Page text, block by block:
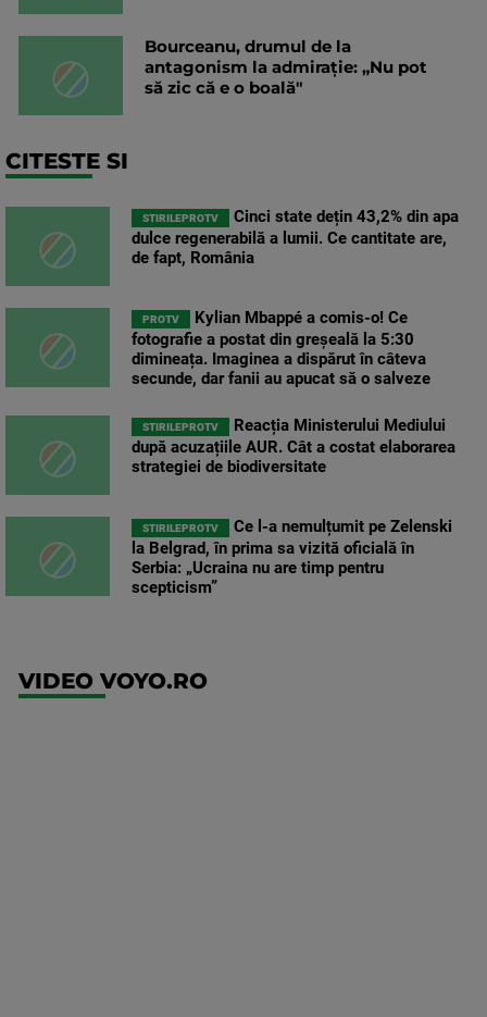
Bourceanu, drumul de la
antagonism la admirație: „Nu pot
să zic că e o boală"
CITESTE SI
STIRILEPROTV
Cinci state dețin 43,2% din apa
dulce regenerabilă a lumii. Ce cantitate are,
de fapt, România
PROTV
Kylian Mbappé a comis-o! Ce
fotografie a postat din greșeală la 5:30
dimineața. Imaginea a dispărut în câteva
secunde, dar fanii au apucat să o salveze
STIRILEPROTV
Reacția Ministerului Mediului
după acuzațiile AUR. Cât a costat elaborarea
strategiei de biodiversitate
STIRILEPROTV
Ce l-a nemulțumit pe Zelenski
la Belgrad, în prima sa vizită oficială în
Serbia: „Ucraina nu are timp pentru
scepticism”
VIDEO VOYO.RO